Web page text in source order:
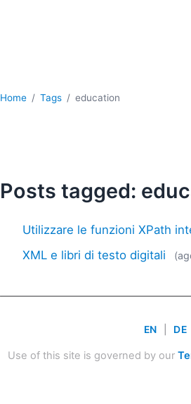
Home Tags education
Posts tagged:
Utilizzare le funzioni XPath
XML e libri di testo digitali
EN DE
Use of this site is governed by our